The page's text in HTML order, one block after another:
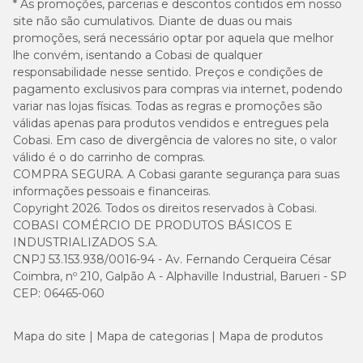
Garanta já tudo o que seu gatoprecisa para viver mais feliz
e saudável.
Perguntas frequentes sobre brinquedos para
gatos
Quais são os brinquedos que os gatos mais gostam?
Os brinquedos que simulam presas costumam ser os
preferidos dos gatos e estimulam a perseguição, como
bolinhas, ratinhos, varinhas com penas e brinquedos com
movimento automático.
No entanto, cada gato possui preferências individuais.
Oferecer variedade e observar o comportamento durante a
brincadeira é a melhor forma de identificar os modelos que
despertam mais interesse.
Por que os brinquedos são essenciais para a saúde do
* As promoções, parcerias e descontos contidos em nosso
site não são cumulativos. Diante de duas ou mais
promoções, será necessário optar por aquela que melhor
lhe convém, isentando a Cobasi de qualquer
responsabilidade nesse sentido. Preços e condições de
pagamento exclusivos para compras via internet, podendo
variar nas lojas físicas. Todas as regras e promoções são
válidas apenas para produtos vendidos e entregues pela
Cobasi. Em caso de divergência de valores no site, o valor
válido é o do carrinho de compras.
COMPRA SEGURA. A Cobasi garante segurança para suas
informações pessoais e financeiras.
Copyright 2026. Todos os direitos reservados à Cobasi.
COBASI COMÉRCIO DE PRODUTOS BÁSICOS E
INDUSTRIALIZADOS S.A.
CNPJ 53.153.938/0016-94 - Av. Fernando Cerqueira César
Coimbra, nº 210, Galpão A - Alphaville Industrial, Barueri - SP
CEP: 06465-060
Mapa do site Mapa de categorias Mapa de produtos